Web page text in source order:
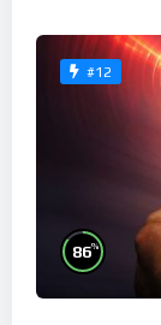
#12
86%